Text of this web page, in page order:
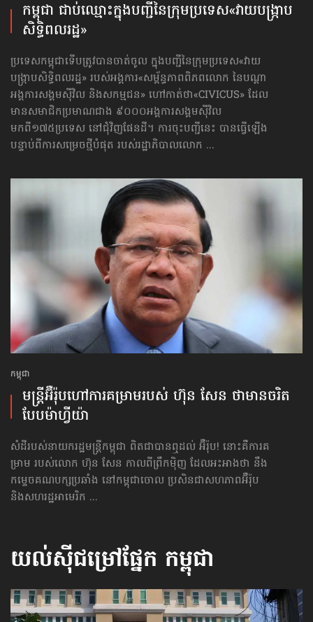
កម្ពុជា ជាប់ឈ្មោះ​​ក្នុងបញ្ជី​​នៃក្រុមប្រទេស​«វាយបង្ក្រាប​
សិទ្ធិពលរដ្ឋ»
ប្រទេសកម្ពុជា​ទើបត្រូវបានចាត់ចូល ក្នុងបញ្ជីនៃក្រុមប្រទេស«វាយ
បង្ក្រាប​សិទ្ធិពលរដ្ឋ» របស់អង្គការ«សម្ព័ន្ធភាពពិភពលោក នៃបណ្ដា
អង្គការសង្គមស៊ីវិល និងសកម្មជន» ហៅកាត់ថា«CIVICUS» ដែល
មានសមាជិកប្រមាណជាង ៩០០០អង្គការសង្គមស៊ីវិល
មកពី១៧៥ប្រទេស នៅជុំវិញផែនដី។ ការចុះបញ្ជីនេះ បានធ្វើឡើង
បន្ទាប់ពីការសម្រេចថ្មីបំផុត របស់រដ្ឋាភិបាលលោក ...
កម្ពុជា
មន្ត្រី​​អ៊ឺរ៉ុប​ហៅ​ការគម្រាម​របស់ ហ៊ុន សែន ថា​មាន​ចរិត​
បែប​ម៉ាហ្វីយ៉ា
សំដីរបស់នាយករដ្ឋមន្ត្រីកម្ពុជា ពិតជាបានឮដល់​ អ៊ឺរ៉ុប! នោះគឺការគ
ម្រាម របស់លោក ហ៊ុន សែន កាលពីព្រឹកម៉ិញ ដែលអះអាងថា នឹង
កម្ទេចគណបក្សប្រឆាំង នៅកម្ពុជាចោល ប្រសិនជាសហភាពអ៊ឺរ៉ុប
និងសហរដ្ឋអាមេរិក ...
យល់ស៊ីជម្រៅផ្នែក កម្ពុជា